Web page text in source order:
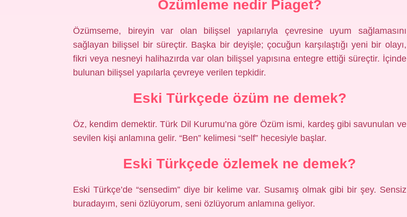
Özümleme nedir Piaget?
Özümseme, bireyin var olan bilişsel yapılarıyla çevresine uyum sağlamasını
sağlayan bilişsel bir süreçtir. Başka bir deyişle; çocuğun karşılaştığı yeni bir olayı,
fikri veya nesneyi halihazırda var olan bilişsel yapısına entegre ettiği süreçtir. İçinde
bulunan bilişsel yapılarla çevreye verilen tepkidir.
Eski Türkçede özüm ne demek?
Öz, kendim demektir. Türk Dil Kurumu’na göre Özüm ismi, kardeş gibi savunulan ve
sevilen kişi anlamına gelir. “Ben” kelimesi “self” hecesiyle başlar.
Eski Türkçede özlemek ne demek?
Eski Türkçe’de “sensedim” diye bir kelime var. Susamış olmak gibi bir şey. Sensiz
buradayım, seni özlüyorum, seni özlüyorum anlamına geliyor.